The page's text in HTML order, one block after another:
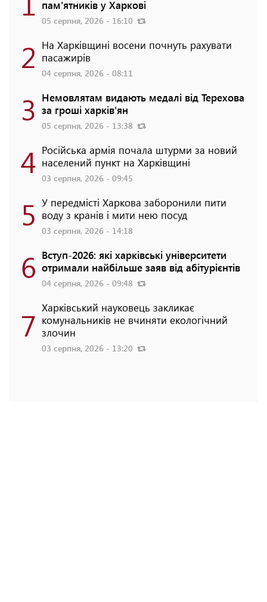
пам'ятників у Харкові
05 серпня, 2026 - 16:10
2 На Харківщині восени почнуть рахувати
пасажирів
04 серпня, 2026 - 08:11
3 Немовлятам видають медалі від Терехова
за гроші харків'ян
05 серпня, 2026 - 13:38
4 Російська армія почала штурми за новий
населений пункт на Харківщині
03 серпня, 2026 - 09:45
5 У передмісті Харкова заборонили пити
воду з кранів і мити нею посуд
03 серпня, 2026 - 14:18
6 Вступ-2026: які харківські університети
отримали найбільше заяв від абітурієнтів
04 серпня, 2026 - 09:48
7 Харківський науковець закликає
комунальників не вчиняти екологічний
злочин
03 серпня, 2026 - 13:20